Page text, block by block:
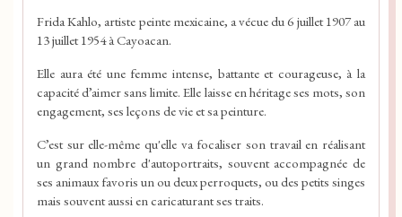
Frida Kahlo, artiste peinte mexicaine, a vécue du 6 juillet 1907 au
13 juillet 1954 à Cayoacan.
Elle aura été une femme intense, battante et courageuse, à la
capacité d’aimer sans limite. Elle laisse en héritage ses mots, son
engagement, ses leçons de vie et sa peinture.
C’est sur elle-même qu'elle va focaliser son travail en réalisant
un grand nombre d'autoportraits, souvent accompagnée de
ses animaux favoris un ou deux perroquets, ou des petits singes
mais souvent aussi en caricaturant ses traits.